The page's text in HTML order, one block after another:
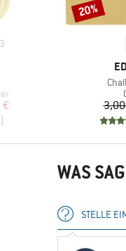
3
Preis
€
)
Rabatt
20%
WAS
STELLE